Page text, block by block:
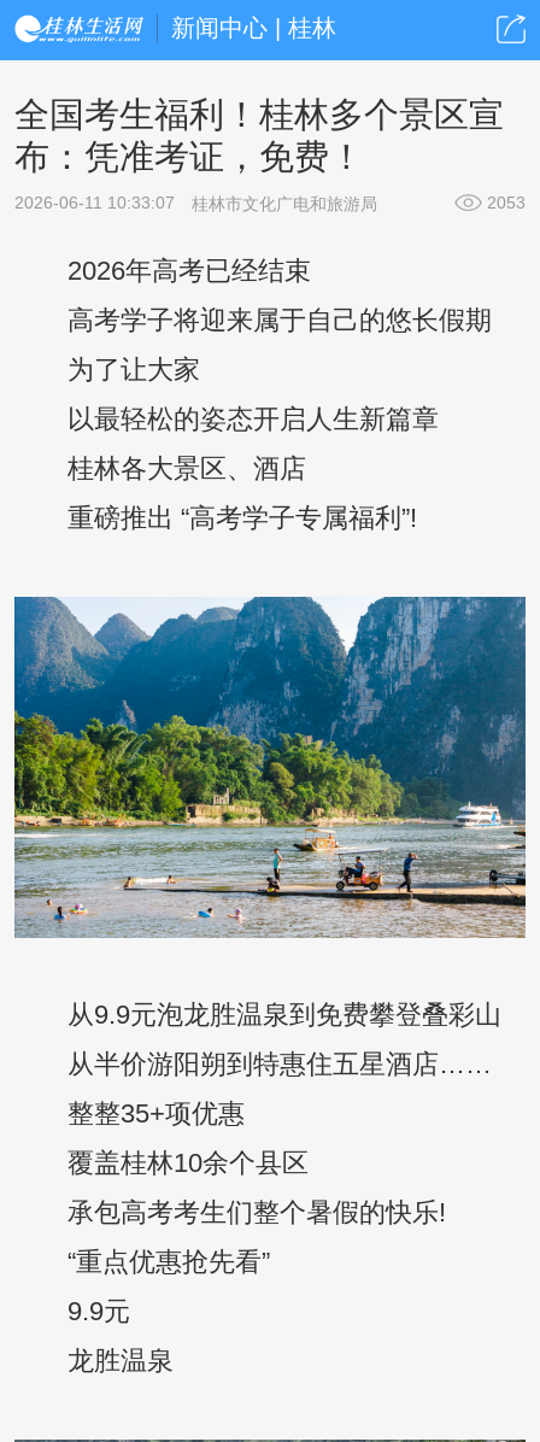
新闻中心 | 桂林
全国考生福利！桂林多个景区宣
布：凭准考证，免费！
2026-06-11 10:33:07 桂林市文化广电和旅游局 2053
2026年高考已经结束
高考学子将迎来属于自己的悠长假期
为了让大家
以最轻松的姿态开启人生新篇章
桂林各大景区、酒店
重磅推出 “高考学子专属福利”!
从9.9元泡龙胜温泉到免费攀登叠彩山
从半价游阳朔到特惠住五星酒店……
整整35+项优惠
覆盖桂林10余个县区
承包高考考生们整个暑假的快乐!
“重点优惠抢先看”
9.9元
龙胜温泉